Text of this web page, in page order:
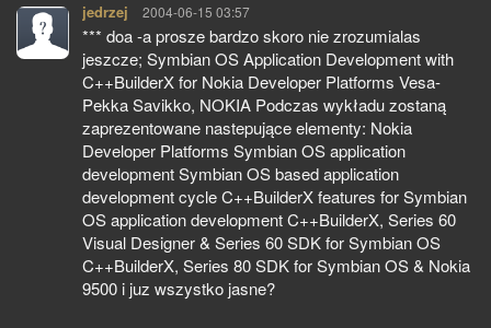
jedrzej pisze:
2004-06-15 03:57
*** doa -a prosze bardzo skoro nie zrozumialas
jeszcze; Symbian OS Application Development with
C++BuilderX for Nokia Developer Platforms Vesa-
Pekka Savikko, NOKIA Podczas wykładu zostaną
zaprezentowane nastepujące elementy: Nokia
Developer Platforms Symbian OS application
development Symbian OS based application
development cycle C++BuilderX features for Symbian
OS application development C++BuilderX, Series 60
Visual Designer & Series 60 SDK for Symbian OS
C++BuilderX, Series 80 SDK for Symbian OS & Nokia
9500 i juz wszystko jasne?